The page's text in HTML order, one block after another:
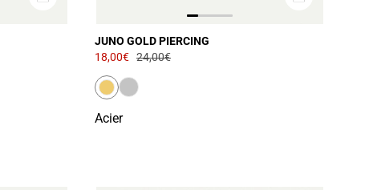
JUNO GOLD PIERCING
18,00€ 24,00€
Acier